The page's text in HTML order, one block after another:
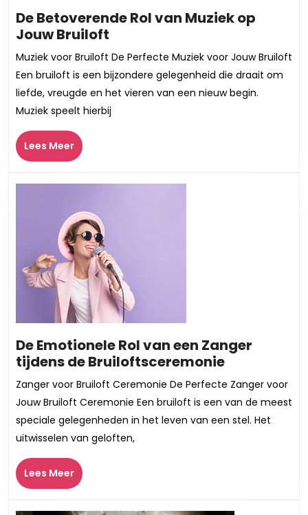
De Betoverende Rol van Muziek op
Jouw Bruiloft
Betoverende
Rol
van
Muziek
op
Muziek voor Bruiloft De Perfecte Muziek voor Jouw Bruiloft
Een bruiloft is een bijzondere gelegenheid die draait om
liefde, vreugde en het vieren van een nieuw begin.
Muziek speelt hierbij
Lees MeerLees
Meer
De Emotionele Rol van een Zanger
tijdens de BruiloftsceremonieDe
Emotionele
Rol
van
een
Zanger voor Bruiloft Ceremonie De Perfecte Zanger voor
Jouw Bruiloft Ceremonie Een bruiloft is een van de meest
speciale gelegenheden in het leven van een stel. Het
uitwisselen van geloften,
Lees MeerLees
Meer